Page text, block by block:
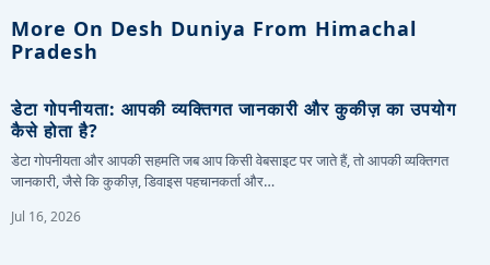
More On Desh Duniya From Himachal
Pradesh
डेटा गोपनीयता: आपकी व्यक्तिगत जानकारी और कुकीज़ का उपयोग
कैसे होता है?
डेटा गोपनीयता और आपकी सहमति जब आप किसी वेबसाइट पर जाते हैं, तो आपकी व्यक्तिगत
जानकारी, जैसे कि कुकीज़, डिवाइस पहचानकर्ता और…
Jul 16, 2026